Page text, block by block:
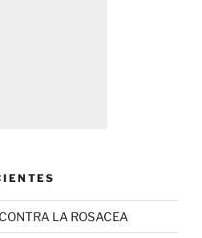
LA ROSACEA